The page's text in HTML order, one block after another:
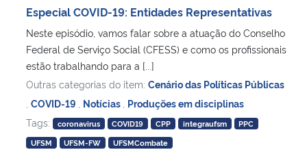
Especial COVID-19: Entidades Representativas
Neste episódio, vamos falar sobre a atuação do Conselho
Federal de Serviço Social (CFESS) e como os profissionais
estão trabalhando para a [...]
Outras categorias do item: Cenário das Políticas Públicas
COVID-19 Notícias Produções em disciplinas
Tags:
coronavirus COVID19 CPP integraufsm
PPC
UFSM
UFSM-FW UFSMCombate